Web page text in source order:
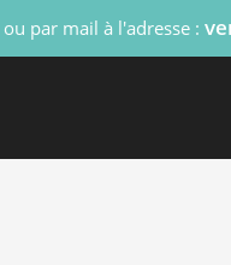
ou par mail à l'adresse :